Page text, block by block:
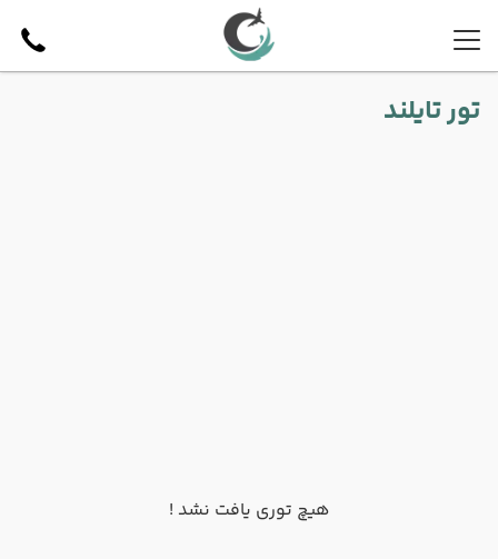
تور تایلند
هیچ توری یافت نشد !